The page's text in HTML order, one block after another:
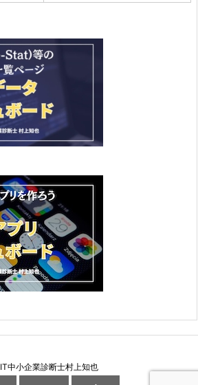
IT中小企業診断士村上知也